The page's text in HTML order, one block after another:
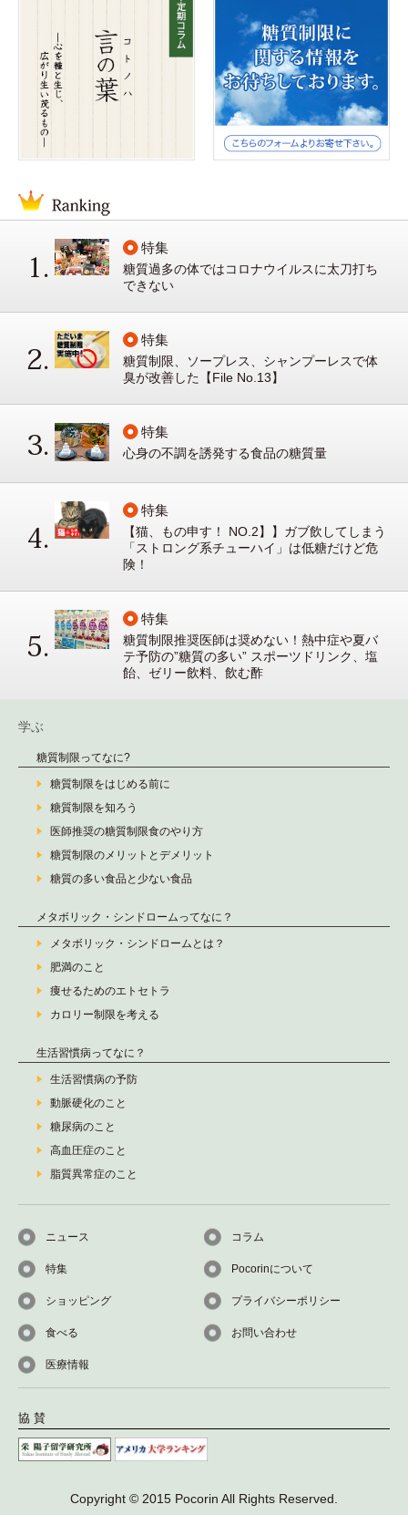
特集
糖質過多の体ではコロナウイルスに太刀打ち
できない
特集
糖質制限、ソープレス、シャンプーレスで体
臭が改善した【File No.13】
特集
心身の不調を誘発する食品の糖質量
特集
【猫、もの申す！ NO.2】】ガブ飲してしまう
「ストロング系チューハイ」は低糖だけど危
険！
特集
糖質制限推奨医師は奨めない！熱中症や夏バ
テ予防の”糖質の多い” スポーツドリンク、塩
飴、ゼリー飲料、飲む酢
学ぶ
糖質制限ってなに?
糖質制限をはじめる前に
糖質制限を知ろう
医師推奨の糖質制限食のやり方
糖質制限のメリットとデメリット
糖質の多い食品と少ない食品
メタボリック・シンドロームってなに？
メタボリック・シンドロームとは？
肥満のこと
痩せるためのエトセトラ
カロリー制限を考える
生活習慣病ってなに？
生活習慣病の予防
動脈硬化のこと
糖尿病のこと
高血圧症のこと
脂質異常症のこと
ニュース
特集
ショッピング
食べる
医療情報
コラム
Pocorinについて
プライバシーポリシー
お問い合わせ
協 賛
Copyright © 2015 Pocorin All Rights Reserved.